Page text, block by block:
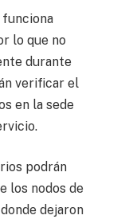
lo que no
durante
verificar el
en la sede
podrán
los nodos de
dejaron